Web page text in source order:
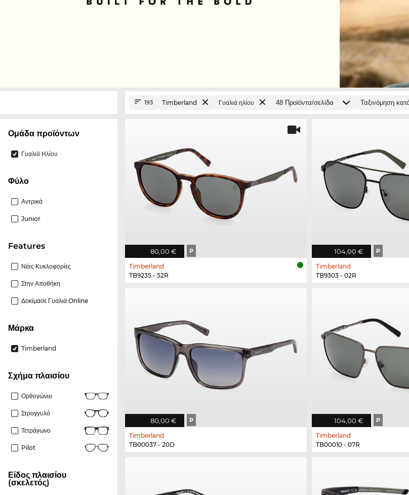
Ομάδα προϊόντων
Γυαλιά Ηλίου
Φύλο
Αντρικά
Junior
Features
Νέες Κυκλοφορίες
Στην Αποθήκη
Δοκίμασε Γυαλιά Online
Μάρκα
Timberland
Σχήμα πλαισίου
Ορθογώνιο
Στρογγυλό
Τετράγωνο
Pilot
Είδος πλαισίου
(σκελετός)
193 Timberland Γυαλιά ηλίου
80,00 € P
Timberland
TB9235 - 52R
104,00 € P
Timberland
TB9303 - 02R
80,00 € P
Timberland
TB00037 - 20D
104,00 € P
Timberland
TB00010 - 07R